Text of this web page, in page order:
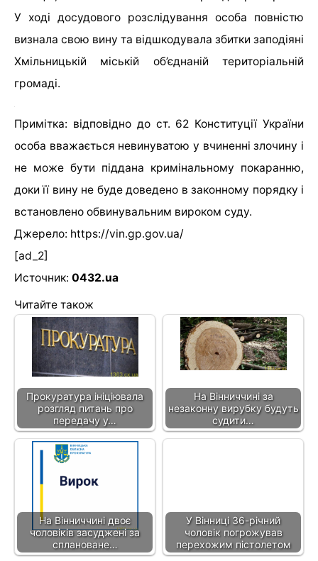
У ході досудового розслідування особа повністю
визнала свою вину та відшкодувала збитки заподіяні
Хмільницькій міській об’єднаній територіальній
громаді.
Примітка: відповідно до ст. 62 Конституції України
особа вважається невинуватою у вчиненні злочину і
не може бути піддана кримінальному покаранню,
доки її вину не буде доведено в законному порядку і
встановлено обвинувальним вироком суду.
Джерело: https://vin.gp.gov.ua/
[ad_2]
Источник: 0432.ua
Читайте також
Прокуратура ініціювала
розгляд питань про
передачу у…
На Вінниччині за
незаконну вирубку будуть
судити…
На Вінниччині двоє
чоловіків засуджені за
сплановане…
У Вінниці 36-річний
чоловік погрожував
перехожим пістолетом